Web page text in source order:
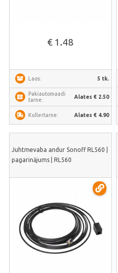
€ 1.48
Laos: 5 tk.
Pakiautomaadi
tarne:
Alates € 2.50
Kullertarne: Alates € 4.90
Juhtmevaba andur Sonoff RL560 |
pagarinājums | RL560